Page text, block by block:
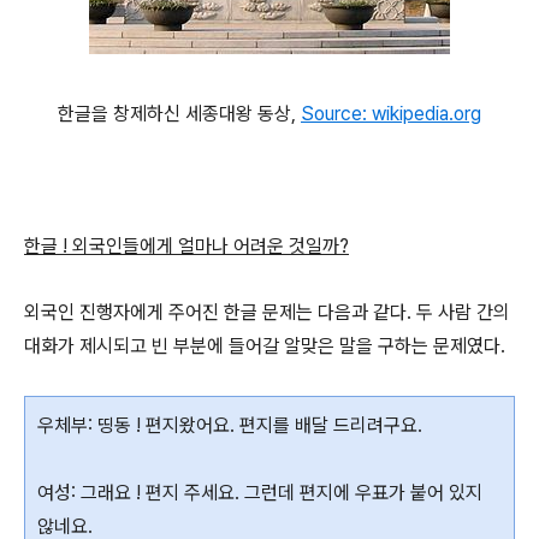
한글을 창제하신 세종대왕 동상, Source: wikipedia.org
한글 ! 외국인들에게 얼마나 어려운 것일까?
외국인 진행자에게 주어진 한글 문제는 다음과 같다. 두 사람 간의
대화가 제시되고 빈 부분에 들어갈 알맞은 말을 구하는 문제였다.
우체부: 띵동 ! 편지왔어요. 편지를 배달 드리려구요.
여성: 그래요 ! 편지 주세요. 그런데 편지에 우표가 붙어 있지
않네요.